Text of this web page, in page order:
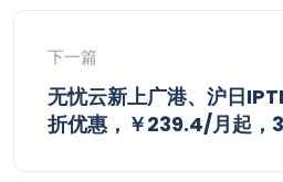
下一篇
无忧云新上广港、沪日
折优惠，￥239.4/月起